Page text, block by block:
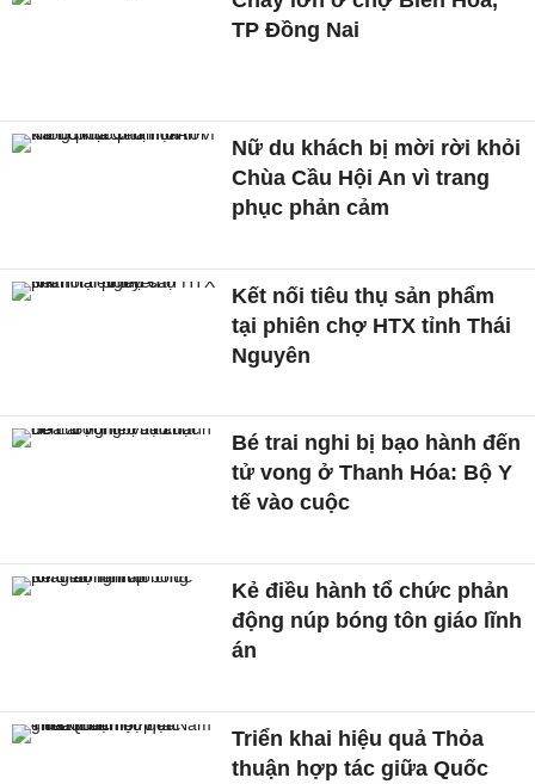
TP Đồng Nai
Nữ du khách bị mời rời khỏi
Chùa Cầu Hội An vì trang
phục phản cảm
Kết nối tiêu thụ sản phẩm
tại phiên chợ HTX tỉnh Thái
Nguyên
Bé trai nghi bị bạo hành đến
tử vong ở Thanh Hóa: Bộ Y
tế vào cuộc
Kẻ điều hành tổ chức phản
động núp bóng tôn giáo lĩnh
án
Triển khai hiệu quả Thỏa
thuận hợp tác giữa Quốc